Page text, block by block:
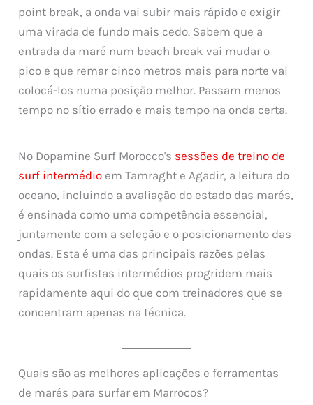
point break, a onda vai subir mais rápido e exigir
uma virada de fundo mais cedo. Sabem que a
entrada da maré num beach break vai mudar o
pico e que remar cinco metros mais para norte vai
colocá-los numa posição melhor. Passam menos
tempo no sítio errado e mais tempo na onda certa.
No Dopamine Surf Morocco's sessões de treino de
surf intermédio em Tamraght e Agadir, a leitura do
oceano, incluindo a avaliação do estado das marés,
é ensinada como uma competência essencial,
juntamente com a seleção e o posicionamento das
ondas. Esta é uma das principais razões pelas
quais os surfistas intermédios progridem mais
rapidamente aqui do que com treinadores que se
concentram apenas na técnica.
Quais são as melhores aplicações e ferramentas
de marés para surfar em Marrocos?